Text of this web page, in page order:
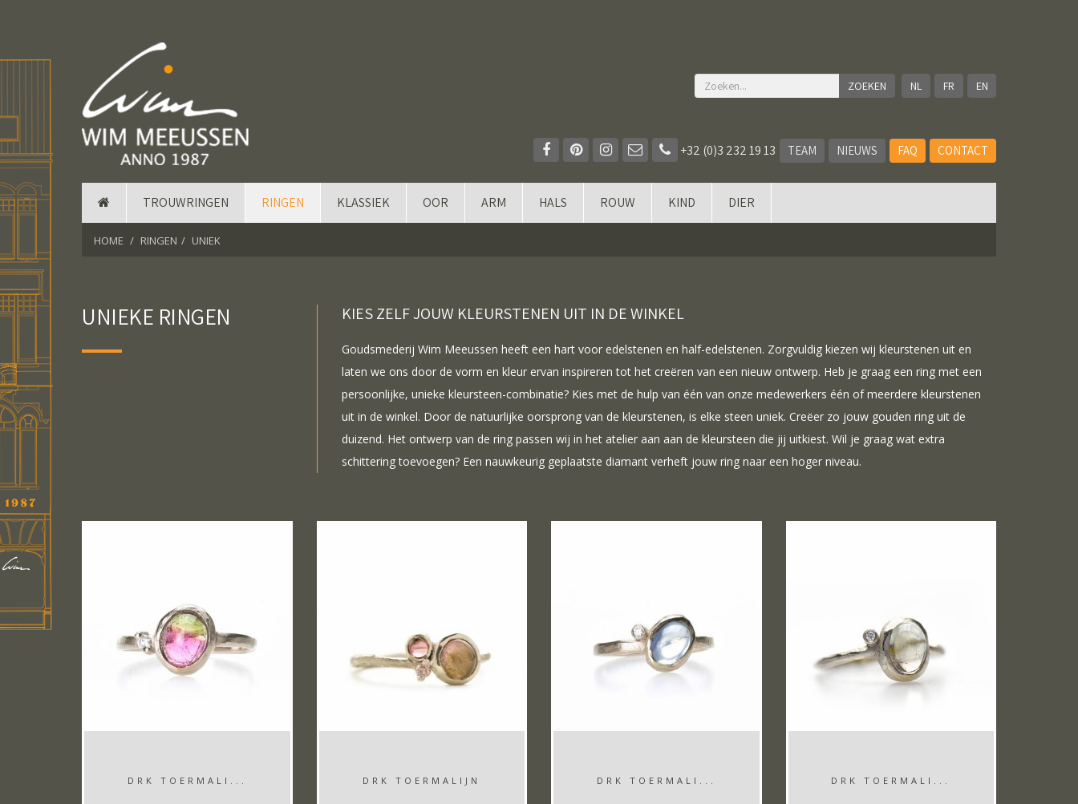
NL FR EN
+32 (0)3 232 19 13 TEAM NIEUWS FAQ CONTACT
TROUWRINGEN RINGEN KLASSIEK OOR ARM HALS ROUW KIND DIER
HOME RINGEN UNIEK
UNIEKE RINGEN KIES ZELF JOUW KLEURSTENEN UIT IN DE WINKEL
Goudsmederij Wim Meeussen heeft een hart voor edelstenen en half-edelstenen. Zorgvuldig kiezen wij kleurstenen uit en
laten we ons door de vorm en kleur ervan inspireren tot het creëren van een nieuw ontwerp. Heb je graag een ring met een
persoonlijke, unieke kleursteen-combinatie? Kies met de hulp van één van onze medewerkers één of meerdere kleurstenen
uit in de winkel. Door de natuurlijke oorsprong van de kleurstenen, is elke steen uniek. Creëer zo jouw gouden ring uit de
duizend. Het ontwerp van de ring passen wij in het atelier aan aan de kleursteen die jij uitkiest. Wil je graag wat extra
schittering toevoegen? Een nauwkeurig geplaatste diamant verheft jouw ring naar een hoger niveau.
DRK TOERMALI... DRK TOERMALIJN DRK TOERMALI... DRK TOERMALI...